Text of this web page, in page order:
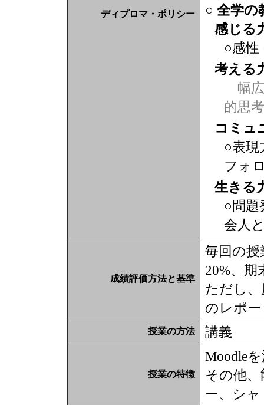
ディプロマ・ポリシー
○ 全学の
感じる
○感性
考える
幅
的思
コミュ
○表現
フォ
生きる
○問題
会人
成績評価方法と基準
毎回の授
20%、期
ただし
のレポ
授業の方法 講義
授業の特徴
Moodle
その他
ー、シ